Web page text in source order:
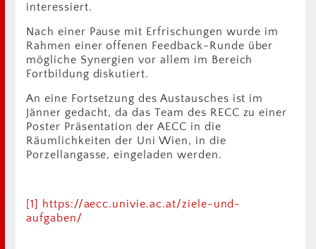
interessiert.
Nach einer Pause mit Erfrischungen wurde im
Rahmen einer offenen Feedback-Runde über
mögliche Synergien vor allem im Bereich
Fortbildung diskutiert.
An eine Fortsetzung des Austausches ist im
Jänner gedacht, da das Team des RECC zu einer
Poster Präsentation der AECC in die
Räumlichkeiten der Uni Wien, in die
Porzellangasse, eingeladen werden.
[1]
https://aecc.univie.ac.at/ziele-und-
aufgaben/